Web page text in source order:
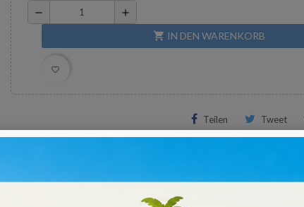
remove add
shopping_cart IN DEN WARENKORB
favorite_border
Teilen Tweet